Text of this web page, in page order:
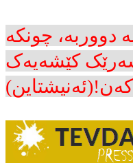
دووربە، چونکە
کێشەیەک